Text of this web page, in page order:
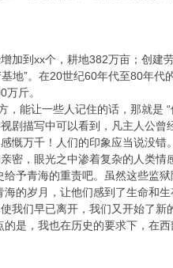
加到xx个，耕地382万亩；创建
基地”。在20世纪60年代至80年
斤。
，能让一些人记住的话，那就是
剧描写中可以看到，凡主人公
慨万千！人们的印象应当说没
密，眼光之中渗着复杂的人类
给予青海的重责吧。虽然这些监
的岁月，让他们感到了生命和
我们早已离开，我们又开始了
的是，我也在历史的要求下，在